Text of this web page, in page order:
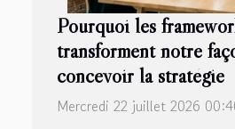
Pourquoi les
transforment notre
concevoir la stratégie
Mercredi 22 juillet 2026